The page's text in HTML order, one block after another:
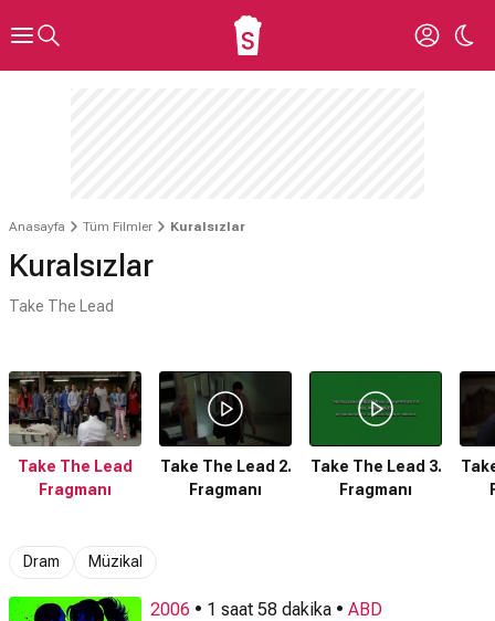
Anasayfa Tüm Filmler Kuralsızlar
Kuralsızlar
Take The Lead
Take The Lead
Fragmanı
Take The Lead 2.
Fragmanı
Take The Lead 3.
Fragmanı
Dram Müzikal
2006 • 1 saat 58 dakika • ABD